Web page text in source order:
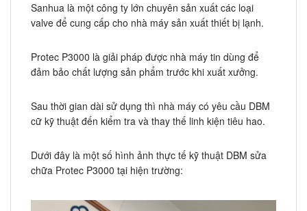
Sanhua là một công ty lớn chuyên sản xuất các loại
valve để cung cấp cho nhà máy sản xuất thiết bị lạnh.
Protec P3000 là giải pháp được nhà máy tin dùng để
đảm bảo chất lượng sản phẩm trước khi xuất xưởng.
Sau thời gian dài sử dụng thì nhà máy có yêu cầu DBM
cữ kỹ thuật đến kiểm tra và thay thế linh kiện tiêu hao.
Dưới đây là một số hình ảnh thực tế kỹ thuật DBM sửa
chữa Protec P3000 tại hiện trường: